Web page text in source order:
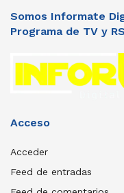
Somos Informate
Programa de TV y RS
Acceso
Acceder
Feed de entradas